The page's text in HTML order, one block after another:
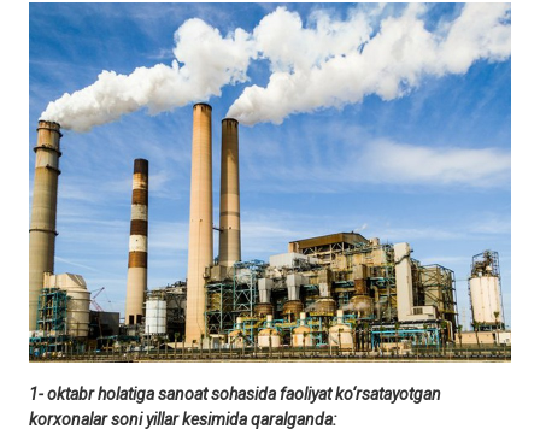
1-oktabr holatiga sanoat sohasida faoliyat ko‘rsatayotgan
korxonalar soni yillar kesimida qaralganda: